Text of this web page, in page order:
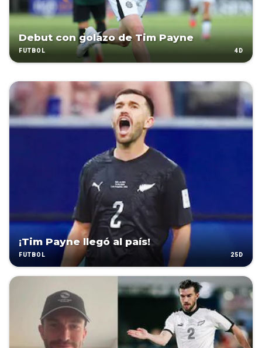
Debut con golazo de Tim Payne
FÚTBOL 4D
¡Tim Payne llegó al país!
FÚTBOL 25D